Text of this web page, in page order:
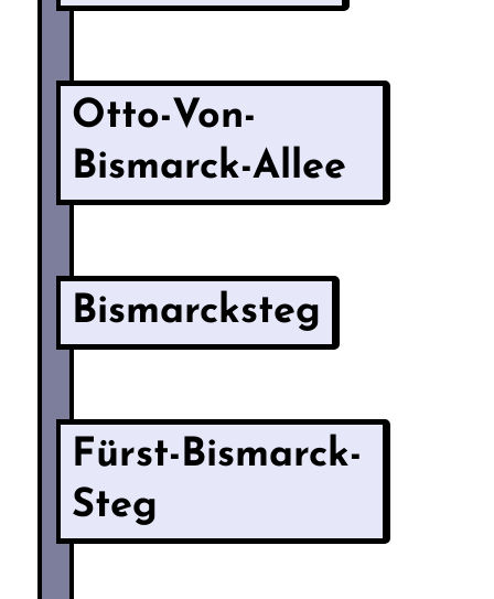
Otto-Von-
Bismarck-Allee
Bismarcksteg
Fürst-Bismarck-
Steg